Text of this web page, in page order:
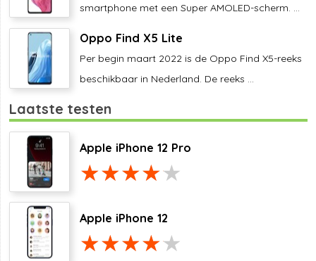
smartphone met een Super AMOLED-scherm. ...
Oppo Find X5 Lite
Per begin maart 2022 is de Oppo Find X5-reeks
beschikbaar in Nederland. De reeks ...
Laatste testen
Apple iPhone 12 Pro
Apple iPhone 12